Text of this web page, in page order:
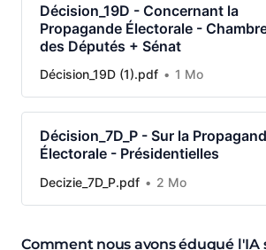
Décision_19D - Concernant la
Propagande Électorale -
des Députés + Sénat
Décision_19D (1).pdf 1 Mo
Décision_7D_P - Sur la
Électorale - Présidentielles
Decizie_7D_P.pdf 2 Mo
Comment nous avons éduqué l'IA